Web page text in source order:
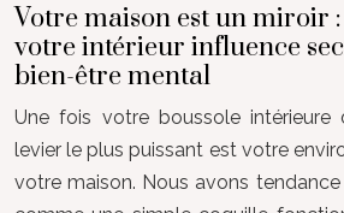
Votre maison est un miroir
votre intérieur influence
bien-être mental
Une fois votre boussole intérieure
levier le plus puissant est votre
votre maison. Nous avons